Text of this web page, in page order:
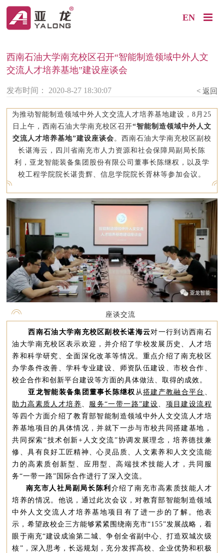
EN
西南石油大学南充校区召开“智能制造领域中外人文
交流人才培养基地”建设座谈会
发布时间： 2020-8-27 18:30:07 < 返回
为推动智能制造领域中外人文交流人才培养基地建设，8月25
日上午，西南石油大学南充校区召开“智能制造领域中外人文
交流人才培养基地”建设座谈会 。西南石油大学南充校区副校
长谌海云，四川省南充市人力资源和社会保障局副局长陈
利，亚龙智能装备集团股份有限公司董事长陈继权，以及学
校工程学院院长谌贵辉、信息学院院长胥林等参加会议。
座谈交流
西南石油大学南充校区副校长谌海云对一行到访西南石
油大学南充校区表示欢迎，并介绍了学校发展历史、人才培
养和科学研究、全面深化改革等情况。重点介绍了南充校区
办学条件改善、学科专业建设、师资队伍建设、市校合作、
校企合作和创新平台建设等方面的具体做法、取得的成效。
亚龙智能装备集团董事长陈继权 从搭建产教融合平台 、
助力高素质人才培养、 服务“一带一路”建设、 项目建设流程
等四个方面介绍了教育部智能制造领域中外人文交流人才培
养基地项目的具体情况，并就下一步与市校共同搭建基地，
共同探索“技术创新+人文交流”协调发展理念，培养德技兼
修、具有良好工匠精神、心灵品质、人文素养和人文交流能
力的高素质创新型、应用型、高端技术技能人才，共同服
务“一带一路”国际合作进行了深入交流。
南充市人社局副局长陈利 介绍了南充市高素质技能人才
培养的情况。他说，通过此次会议，对教育部智能制造领域
中外人文交流人才培养基地项目有了进一步的了解。他表
示，希望政校企三方能够紧紧围绕南充市“155”发展战略，着
眼于南充“建设成渝第二城、争创全省副中心、打造双城次级
核”，深入思考，长远规划，充分发挥高校、企业优势和积极